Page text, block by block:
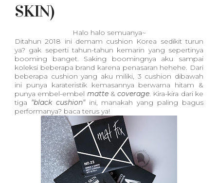
SKIN)
Halo halo semuanya~
Ditahun 2018 ini demam cushion Korea sedikit turun
ya? gak seperti tahun-tahun kemarin yang sepertinya
booming banget. Saking boomingnya aku sampai
koleksi beberapa brand karena penasaran hehehe. Dari
beberapa cushion yang aku miliki, 3 cushion dibawah
ini punya karateristik kemasannya berwarna hitam &
punya embel-embel matte& coverage. Kira-kira dari ke
tiga "black cushion"ini, manakah yang paling bagus
performanya? baca terus ya!